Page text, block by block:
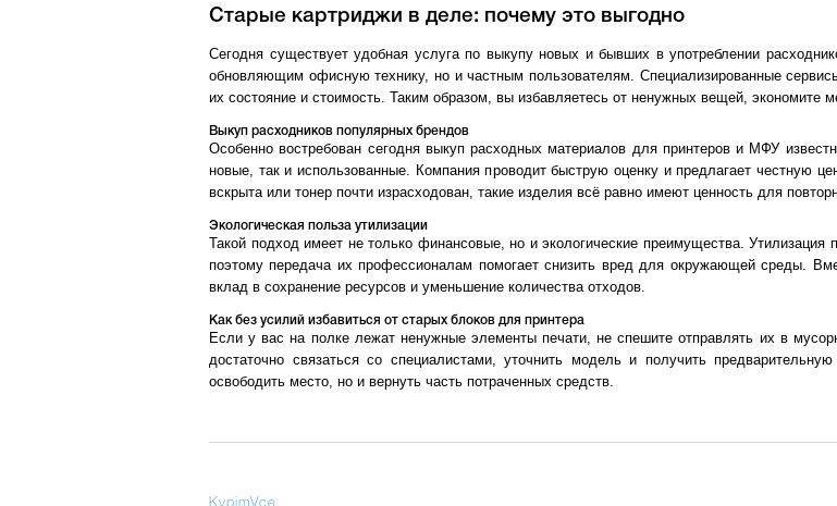
Старые картриджи в деле: почему это выгодно
Сегодня существует удобная услуга по выкупу новых и бывших в употреблении
обновляющим офисную технику, но и частным пользователям. Специализированные
их состояние и стоимость. Таким образом, вы избавляетесь от ненужных вещей, экономите
Выкуп расходников популярных брендов
Особенно востребован сегодня выкуп расходных материалов для принтеров и МФУ
новые, так и использованные. Компания проводит быструю оценку и предлагает честную
вскрыта или тонер почти израсходован, такие изделия всё равно имеют ценность для
Экологическая польза утилизации
Такой подход имеет не только финансовые, но и экологические преимущества. Утилизация
поэтому передача их профессионалам помогает снизить вред для окружающей среды.
вклад в сохранение ресурсов и уменьшение количества отходов.
Как без усилий избавиться от старых блоков для принтера
Если у вас на полке лежат ненужные элементы печати, не спешите отправлять их в
достаточно связаться со специалистами, уточнить модель и получить
освободить место, но и вернуть часть потраченных средств.
KypimVce: